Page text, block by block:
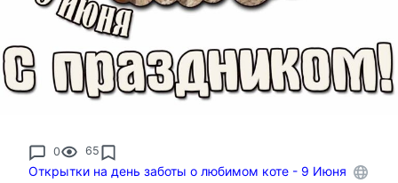
0 65
Открытки на день заботы о любимом коте - 9 Июня